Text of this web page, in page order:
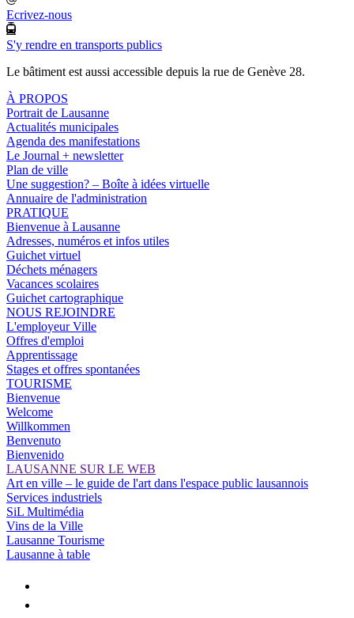
Ecrivez-nous
S'y rendre en transports publics
Le bâtiment est aussi accessible depuis la rue de Genève 28.
À PROPOS
Portrait de Lausanne
Actualités municipales
Agenda des manifestations
Le Journal + newsletter
Plan de ville
Une suggestion? – Boîte à idées virtuelle
Annuaire de l'administration
PRATIQUE
Bienvenue à Lausanne
Adresses, numéros et infos utiles
Guichet virtuel
Déchets ménagers
Vacances scolaires
Guichet cartographique
NOUS REJOINDRE
L'employeur Ville
Offres d'emploi
Apprentissage
Stages et offres spontanées
TOURISME
Bienvenue
Welcome
Willkommen
Benvenuto
Bienvenido
LAUSANNE SUR LE WEB
Art en ville – le guide de l'art dans l'espace public lausannois
Services industriels
SiL Multimédia
Vins de la Ville
Lausanne Tourisme
Lausanne à table